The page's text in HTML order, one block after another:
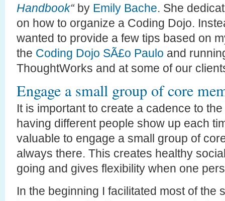
Handbook“by Emily Bache. She
on how to organize a Coding Dojo.
wanted to provide a few tips based on
the Coding Dojo SÃ£o Paulo and
ThoughtWorks and at some of our
Engage a small group of core
It is important to create a cadence to
having different people show up each
valuable to engage a small group of
always there. This creates healthy
going and gives flexibility when one
In the beginning I facilitated most of the